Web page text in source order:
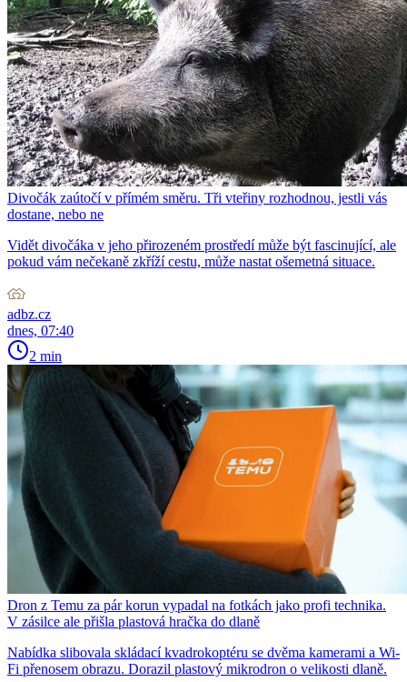
Divočák zaútočí v přímém směru. Tři vteřiny rozhodnou, jestli vás
dostane, nebo ne
Vidět divočáka v jeho přirozeném prostředí může být fascinující, ale
pokud vám nečekaně zkříží cestu, může nastat ošemetná situace.
adbz.cz
dnes, 07:40
2 min
Dron z Temu za pár korun vypadal na fotkách jako profi technika.
V zásilce ale přišla plastová hračka do dlaně
Nabídka slibovala skládací kvadrokoptéru se dvěma kamerami a Wi-
Fi přenosem obrazu. Dorazil plastový mikrodron o velikosti dlaně.